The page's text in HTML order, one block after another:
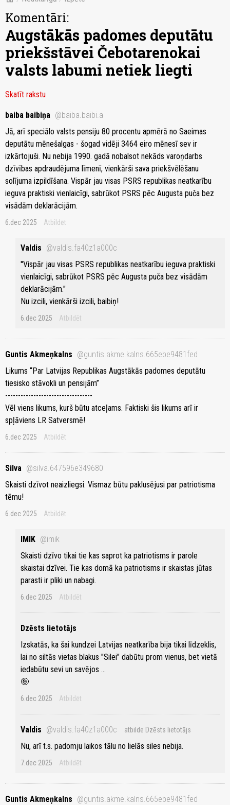
Komentāri:
Augstākās padomes deputātu
priekšstāvei Čebotarenokai
valsts labumi netiek liegti
Skatīt rakstu
baiba baibiņa @baiba.baibi.a
Jā, arī speciālo valsts pensiju 80 procentu apmērā no Saeimas
deputātu mēnešalgas - šogad vidēji 3464 eiro mēnesī sev ir
izkārtojuši. Nu nebija 1990. gadā nobalsot nekāds varoņdarbs
dzīvības apdraudējuma līmenī, vienkārši sava priekšvēlēšanu
solījuma izpildīšana. Vispār jau visas PSRS republikas neatkarību
ieguva praktiski vienlaicīgi, sabrūkot PSRS pēc Augusta puča bez
visādām deklarācijām.
6.dec 2025 Atbildēt
Valdis @valdis.fa40z1a000c
''Vispār jau visas PSRS republikas neatkarību ieguva praktiski
vienlaicīgi, sabrūkot PSRS pēc Augusta puča bez visādām
deklarācijām."
Nu izcili, vienkārši izcili, baibiņ!
6.dec 2025 Atbildēt
Guntis Akmeņkalns @guntis.akme.kalns.665ebe9481fed
Likums “Par Latvijas Republikas Augstākās padomes deputātu
tiesisko stāvokli un pensijām”
----------------------------------
Vēl viens likums, kurš būtu atceļams. Faktiski šis likums arī ir
spļāviens LR Satversmē!
6.dec 2025 Atbildēt
Silva @silva.647596e349680
Skaisti dzīvot neaizliegsi. Vismaz būtu paklusējusi par patriotisma
tēmu!
6.dec 2025 Atbildēt
IMIK @imik
Skaisti dzīvo tikai tie kas saprot ka patriotisms ir parole
skaistai dzīvei. Tie kas domā ka patriotisms ir skaistas jūtas
parasti ir pliki un nabagi.
6.dec 2025 Atbildēt
Dzēsts lietotājs
Izskatās, ka šai kundzei Latvijas neatkarība bija tikai līdzeklis,
lai no siltās vietas blakus "Silei" dabūtu prom vienus, bet vietā
iedabūtu sevi un savējos ...
🤪
6.dec 2025 Atbildēt
Valdis @valdis.fa40z1a000c atbilde Dzēsts lietotājs
Nu, arī t.s. padomju laikos tālu no lielās siles nebija.
7.dec 2025 Atbildēt
Guntis Akmeņkalns @guntis.akme.kalns.665ebe9481fed